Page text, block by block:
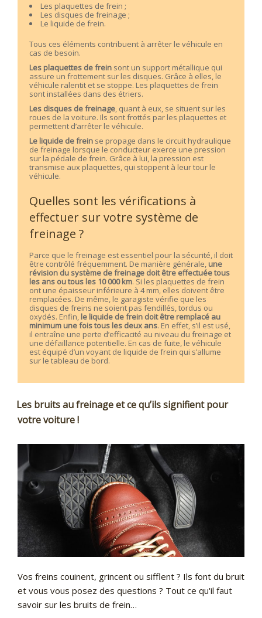
Les plaquettes de frein ;
Les disques de freinage ;
Le liquide de frein.
Tous ces éléments contribuent à arrêter le véhicule en
cas de besoin.
Les plaquettes de frein sont un support métallique qui
assure un frottement sur les disques. Grâce à elles, le
véhicule ralentit et se stoppe. Les plaquettes de frein
sont installées dans des étriers.
Les disques de freinage , quant à eux, se situent sur les
roues de la voiture. Ils sont frottés par les plaquettes et
permettent d’arrêter le véhicule.
Le liquide de frein se propage dans le circuit hydraulique
de freinage lorsque le conducteur exerce une pression
sur la pédale de frein. Grâce à lui, la pression est
transmise aux plaquettes, qui stoppent à leur tour le
véhicule.
Quelles sont les vérifications à
effectuer sur votre système de
freinage ?
Parce que le freinage est essentiel pour la sécurité, il doit
être contrôlé fréquemment. De manière générale, une
révision du système de freinage doit être effectuée tous
les ans ou tous les 10 000 km. Si les plaquettes de frein
ont une épaisseur inférieure à 4 mm, elles doivent être
remplacées. De même, le garagiste vérifie que les
disques de freins ne soient pas fendillés, tordus ou
oxydés. Enfin, le liquide de frein doit être remplacé au
minimum une fois tous les deux ans. En effet, s’il est usé,
il entraîne une perte d’efficacité au niveau du freinage et
une défaillance potentielle. En cas de fuite, le véhicule
est équipé d’un voyant de liquide de frein qui s’allume
sur le tableau de bord.
Les bruits au freinage et ce qu’ils signifient pour
votre voiture !
Vos freins couinent, grincent ou sifflent ? Ils font du bruit
et vous vous posez des questions ? Tout ce qu'il faut
savoir sur les bruits de frein…